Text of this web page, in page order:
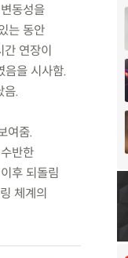
동성을
는 동안
연장이
음을 시사함.
음.
여줌.
반한
후 되돌림
체계의